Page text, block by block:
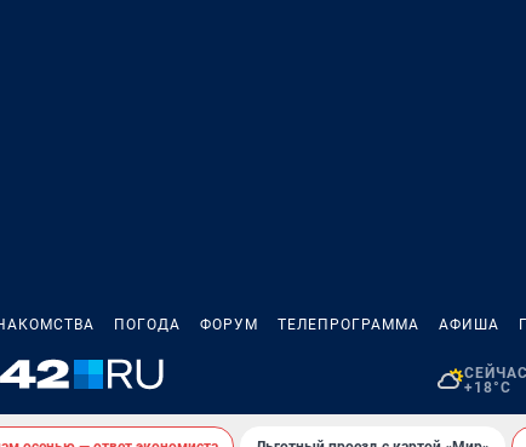
ПОГОДА ФОРУМ ТЕЛЕПРОГРАММА АФИША
СЕЙЧАС
+18°C